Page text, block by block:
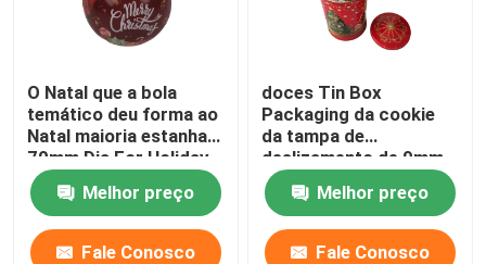
O Natal que a bola
temático deu forma ao
Natal maioria estanha
70mm Dia For Holiday
Gift Promotion
Melhor preço
Fale Conosco
doces Tin Box
Packaging da cookie
da tampa de
deslizamento de 9mm
Dia Christmas Musical
Tin WithMelhor preço
Fale Conosco